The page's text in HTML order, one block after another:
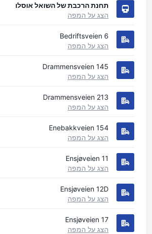
תחנת הרכבת של השואל אוסלו
הצג על המפה
Bedriftsveien 6
הצג על המפה
Drammensveien 145
הצג על המפה
Drammensveien 213
הצג על המפה
Enebakkveien 154
הצג על המפה
Ensjøveien 11
הצג על המפה
Ensjøveien 12D
הצג על המפה
Ensjøveien 17
הצג על המפה